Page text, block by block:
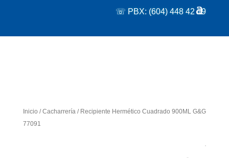
☏ PBX: (604) 448 42 19
Inicio /Cacharrería/ Recipiente Hermético Cuadrado 900ML G&G
77091